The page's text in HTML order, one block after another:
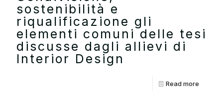
sostenibilità e
riqualificazione gli
elementi comuni delle tesi
discusse dagli allievi di
Interior Design
Read more